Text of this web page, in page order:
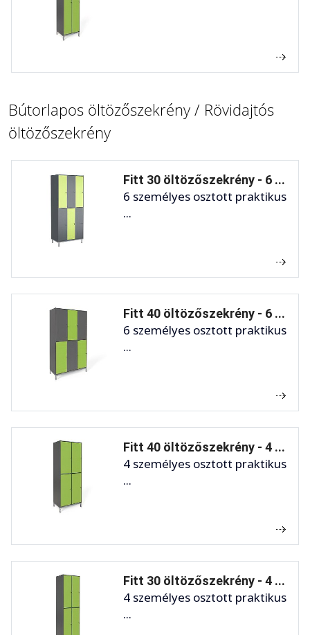
Bútorlapos öltözőszekrény / Rövidajtós
öltözőszekrény
Fitt 30 öltözőszekrény - 6 ...
6 személyes osztott praktikus
...
Fitt 40 öltözőszekrény - 6 ...
6 személyes osztott praktikus
...
Fitt 40 öltözőszekrény - 4 ...
4 személyes osztott praktikus
...
Fitt 30 öltözőszekrény - 4 ...
4 személyes osztott praktikus
...